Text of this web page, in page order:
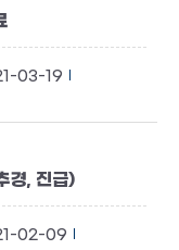
03-19
경, 진급)
02-09